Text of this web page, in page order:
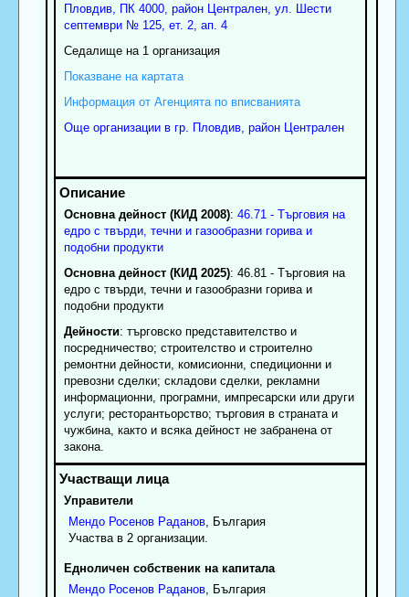
Пловдив, ПК 4000, район Централен, ул. Шести
септември № 125, ет. 2, ап. 4
Седалище на 1 организация
Показване на картата
Информация от Агенцията по вписванията
Още организации в гр. Пловдив, район Централен
Основна дейност (КИД 2008): 46.71 - Търговия на
едро с твърди, течни и газообразни горива и
подобни продукти
Основна дейност (КИД 2025): 46.81 - Търговия на
едро с твърди, течни и газообразни горива и
подобни продукти
Дейности: търговско представителство и
посредничество; строителство и строително
ремонтни дейности, комисионни, спедиционни и
превозни сделки; складови сделки, рекламни
информационни, програмни, импресарски или други
услуги; ресторантьорство; търговия в страната и
чужбина, както и всяка дейност не забранена от
закона.
Управители
Мендо Росенов Раданов, България
Участва в 2 организации.
Едноличен собственик на капитала
Мендо Росенов Раданов, България